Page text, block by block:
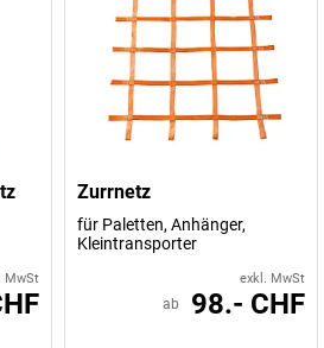
MwSt
Zurrnetz
für Paletten, Anhänger,
Kleintransporter
exkl. MwSt
ab 98.- CHF